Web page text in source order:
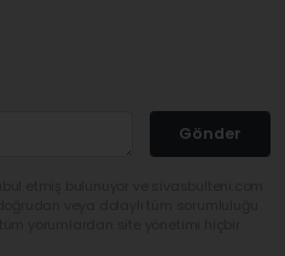
Gönder